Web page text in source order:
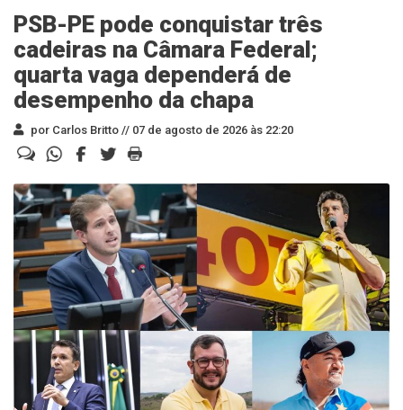
PSB-PE pode conquistar três
cadeiras na Câmara Federal;
quarta vaga dependerá de
desempenho da chapa
por Carlos Britto // 07 de agosto de 2026 às 22:20